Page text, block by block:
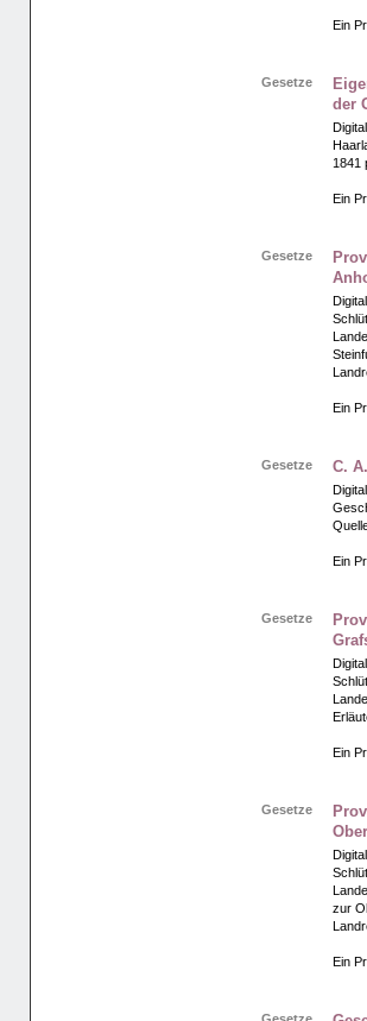
Ein
Gesetze
der
1841
Ein
Gesetze
Ein
Gesetze C.
Ein
Gesetze
Ein
Gesetze
zur
Ein